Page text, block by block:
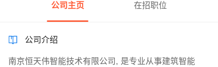
公司主页 在招职位
公司介绍
南京恒天伟智能技术有限公司, 是专业从事建筑智能